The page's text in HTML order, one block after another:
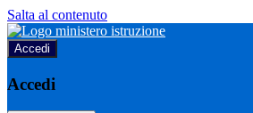
Salta al contenuto
Accedi
Accedi